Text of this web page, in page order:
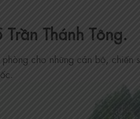
Thánh Tông.
cho những cán bộ, chiến